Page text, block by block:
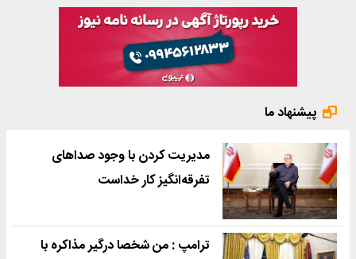
پیشنهاد ما
مدیریت کردن با وجود صداهای
تفرقه‌انگیز کار خداست
ترامپ : من شخصا درگیر مذاکره با